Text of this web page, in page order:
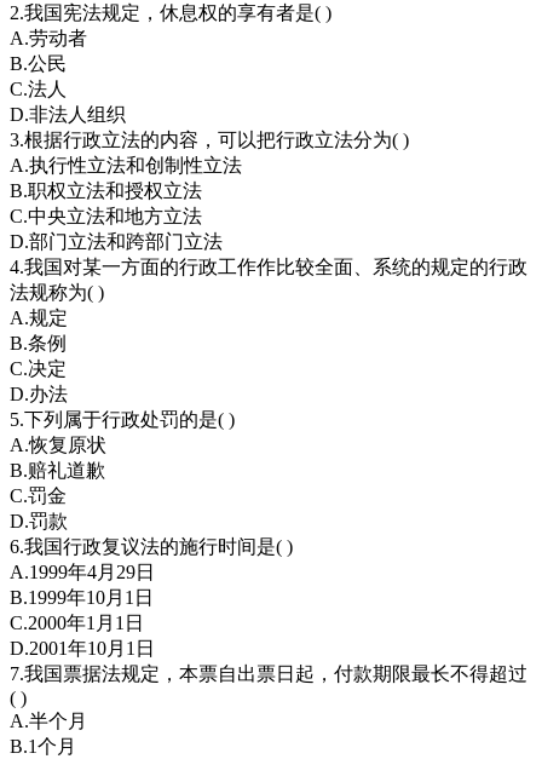
2.我国宪法规定，休息权的享有者是( )
A.劳动者
B.公民
C.法人
D.非法人组织
3.根据行政立法的内容，可以把行政立法分为( )
A.执行性立法和创制性立法
B.职权立法和授权立法
C.中央立法和地方立法
D.部门立法和跨部门立法
4.我国对某一方面的行政工作作比较全面、系统的规定的行政
法规称为( )
A.规定
B.条例
C.决定
D.办法
5.下列属于行政处罚的是( )
A.恢复原状
B.赔礼道歉
C.罚金
D.罚款
6.我国行政复议法的施行时间是( )
A.1999年4月29日
B.1999年10月1日
C.2000年1月1日
D.2001年10月1日
7.我国票据法规定，本票自出票日起，付款期限最长不得超过
( )
A.半个月
B.1个月